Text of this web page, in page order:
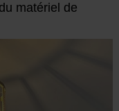
matériel de